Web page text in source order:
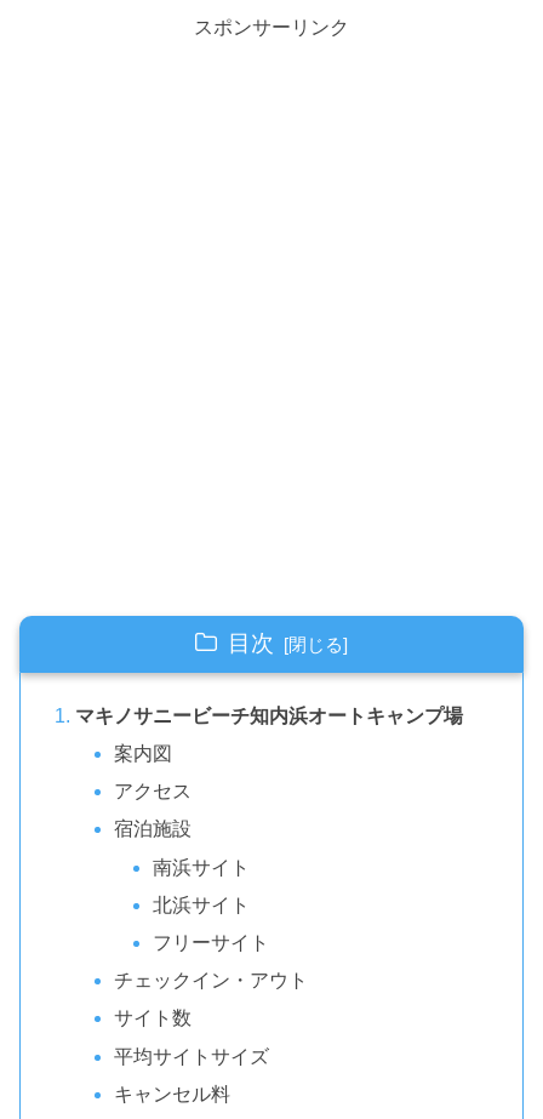
スポンサーリンク
目次
マキノサニービーチ知内浜オートキャンプ場
案内図
アクセス
宿泊施設
南浜サイト
北浜サイト
フリーサイト
チェックイン・アウト
サイト数
平均サイトサイズ
キャンセル料